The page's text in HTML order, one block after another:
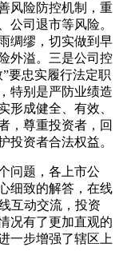
风险防控机制，重
公司退市等风险。
绸缪，切实做到早
外溢。三是公司控
要忠实履行法定职
特别是严防业绩造
形成健全、有效、
，尊重投资者，回
投资者合法权益。
问题，各上市公
细致的解答，在线
互动交流，投资
况有了更加直观的
一步增强了辖区上